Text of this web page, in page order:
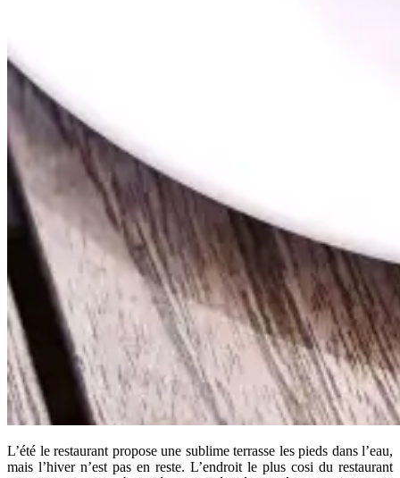
L’été le restaurant propose une sublime terrasse les pieds dans l’eau,
mais l’hiver n’est pas en reste. L’endroit le plus cosi du restaurant